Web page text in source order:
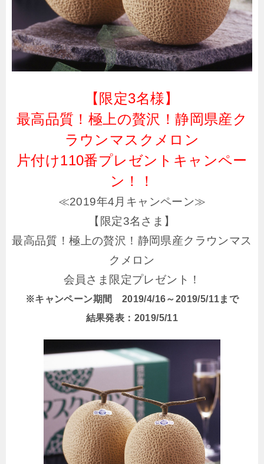
【限定3名様】
最高品質！極上の贅沢！静岡県産ク
ラウンマスクメロン
片付け110番プレゼントキャンペー
ン！！
≪2019年4月キャンペーン≫
【限定3名さま】
最高品質！極上の贅沢！静岡県産クラウンマス
クメロン
会員さま限定プレゼント！
※キャンペーン期間 2019/4/16～2019/5/11まで
結果発表：2019/5/11